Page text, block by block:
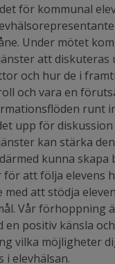
för kommunal
Under mötet
att diskuteras
och hur de i
och vara en
runt
upp för
kan stärka
kunna skapa
att följa elevens
med att stödja
Vår förhoppning
en positiv känsla
vilka möjligheter
i elevhälsan.